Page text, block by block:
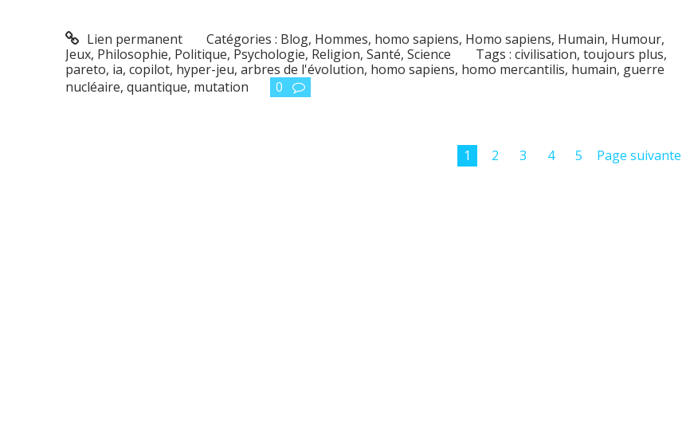
Lien permanent Catégories : Blog, Hommes, homo sapiens, Homo sapiens, Humain, Humour,
Jeux, Philosophie, Politique, Psychologie, Religion, Santé, Science Tags : civilisation, toujours plus,
pareto, ia, copilot, hyper-jeu, arbres de l'évolution, homo sapiens, homo mercantilis, humain, guerre
nucléaire, quantique, mutation 0
1 2 3 4 5 Page suivante